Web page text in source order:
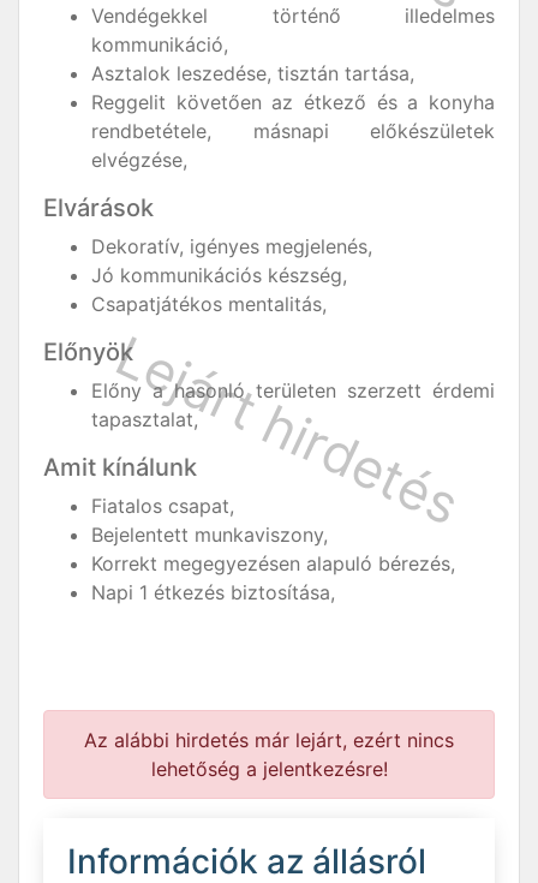
Vendégekkel történő illedelmes
kommunikáció,
Asztalok leszedése, tisztán tartása,
Reggelit követően az étkező és a konyha
rendbetétele, másnapi előkészületek
elvégzése,
Elvárások
Dekoratív, igényes megjelenés,
Jó kommunikációs készség,
Csapatjátékos mentalitás,
Előnyök
Előny a hasonló területen szerzett érdemi
tapasztalat,
Amit kínálunk
Fiatalos csapat,
Bejelentett munkaviszony,
Korrekt megegyezésen alapuló bérezés,
Napi 1 étkezés biztosítása,
Az alábbi hirdetés már lejárt, ezért nincs
lehetőség a jelentkezésre!
Információk az állásról